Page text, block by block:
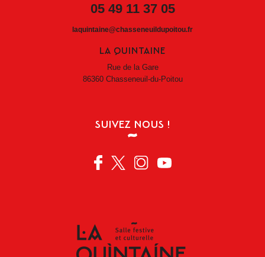
05 49 11 37 05
laquintaine@chasseneuildupoitou.fr
LA QUINTAINE
Rue de la Gare
86360 Chasseneuil-du-Poitou
SUIVEZ NOUS !